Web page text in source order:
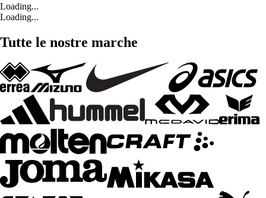
Loading...
Loading...
Tutte le nostre marche